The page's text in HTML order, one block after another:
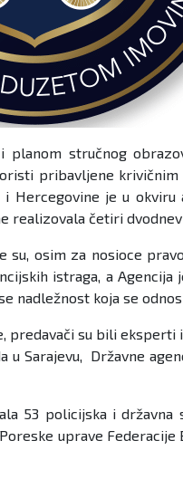
planom stručnog
pribavljene krivičnim
i Hercegovine je u
realizovala četiri
su, osim za nosioce
istraga, a
nadležnost koja se
predavači su bili
u Sarajevu, Državne
53 policijska i
uprave